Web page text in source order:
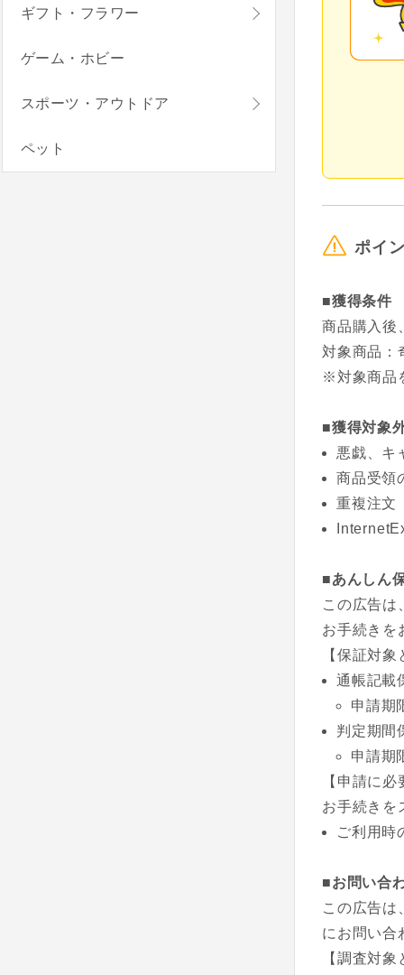
ポイ
■獲得条件
商品購入後
対象商品：
※対象商品
■獲得対象
悪戯、キ
商品受領
重複注文
■あんしん
この広告は
お手続きを
【保証対
通帳記載
申請期
判定期間
申請期
【申請に
お手続きを
ご利用時
■お問い合
この広告は
にお問い合
【調査対
ギフト・フラワー
ゲーム・ホビー
スポーツ・アウトドア
ペット